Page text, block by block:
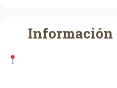
Información